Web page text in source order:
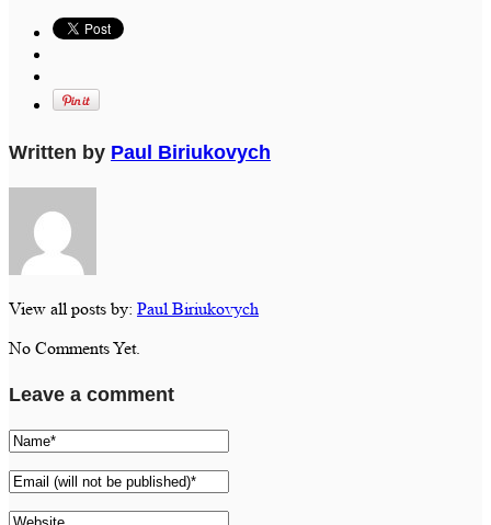
Written by Paul Biriukovych
View all posts by: Paul Biriukovych
No Comments Yet.
Leave a comment